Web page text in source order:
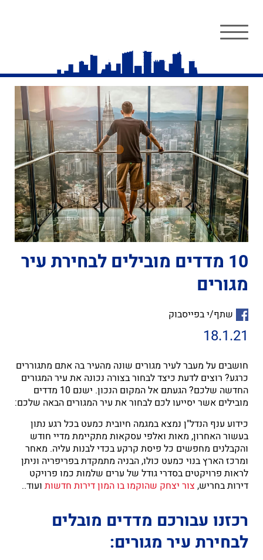
10 מדדים מובילים לבחירת עיר
מגורים
שתף/י בפייסבוק
18.1.21
חושבים על מעבר לעיר מגורים שונה מהעיר בה אתם מתגוררים
כרגע? רוצים לדעת כיצד לבחור בצורה נכונה את עיר המגורים
החדשה שלכם? הגעתם אל המקום הנכון. ישנם 10 מדדים
מובילים אשר יסייעו לכם לבחור את עיר המגורים הבאה שלכם:
כידוע ענף הנדל"ן נמצא במגמה חיובית כמעט בכל רגע נתון
בעשור האחרון, מאות ואלפי עסקאות מתקיימת מדיי חודש
והקבלנים מחפשים כל פיסת קרקע בכדי לבנות עליה. מאחר
ומרכז הארץ בנוי כמעט כולו, הבניה מתמקדת בפריפריה וניתן
לראות פרויקטים בסדרי גודל של ערים שלמות כמו פרויקט
דירות בחריש, צור יצחק שהוקמו בו המון דירות חדשות ועוד..
רכזנו עבורכם מדדים מובלים
לבחירת עיר מגורים: